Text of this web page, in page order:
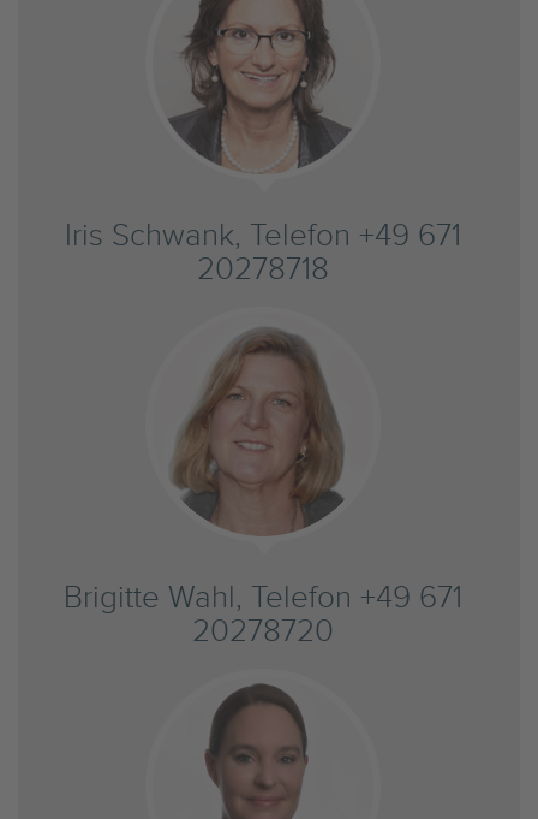
Iris Schwank, Telefon +49 671
20278718
Brigitte Wahl, Telefon +49 671
20278720